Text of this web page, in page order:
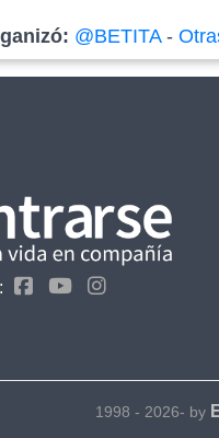
@BETITA-
1998 - 2026- by